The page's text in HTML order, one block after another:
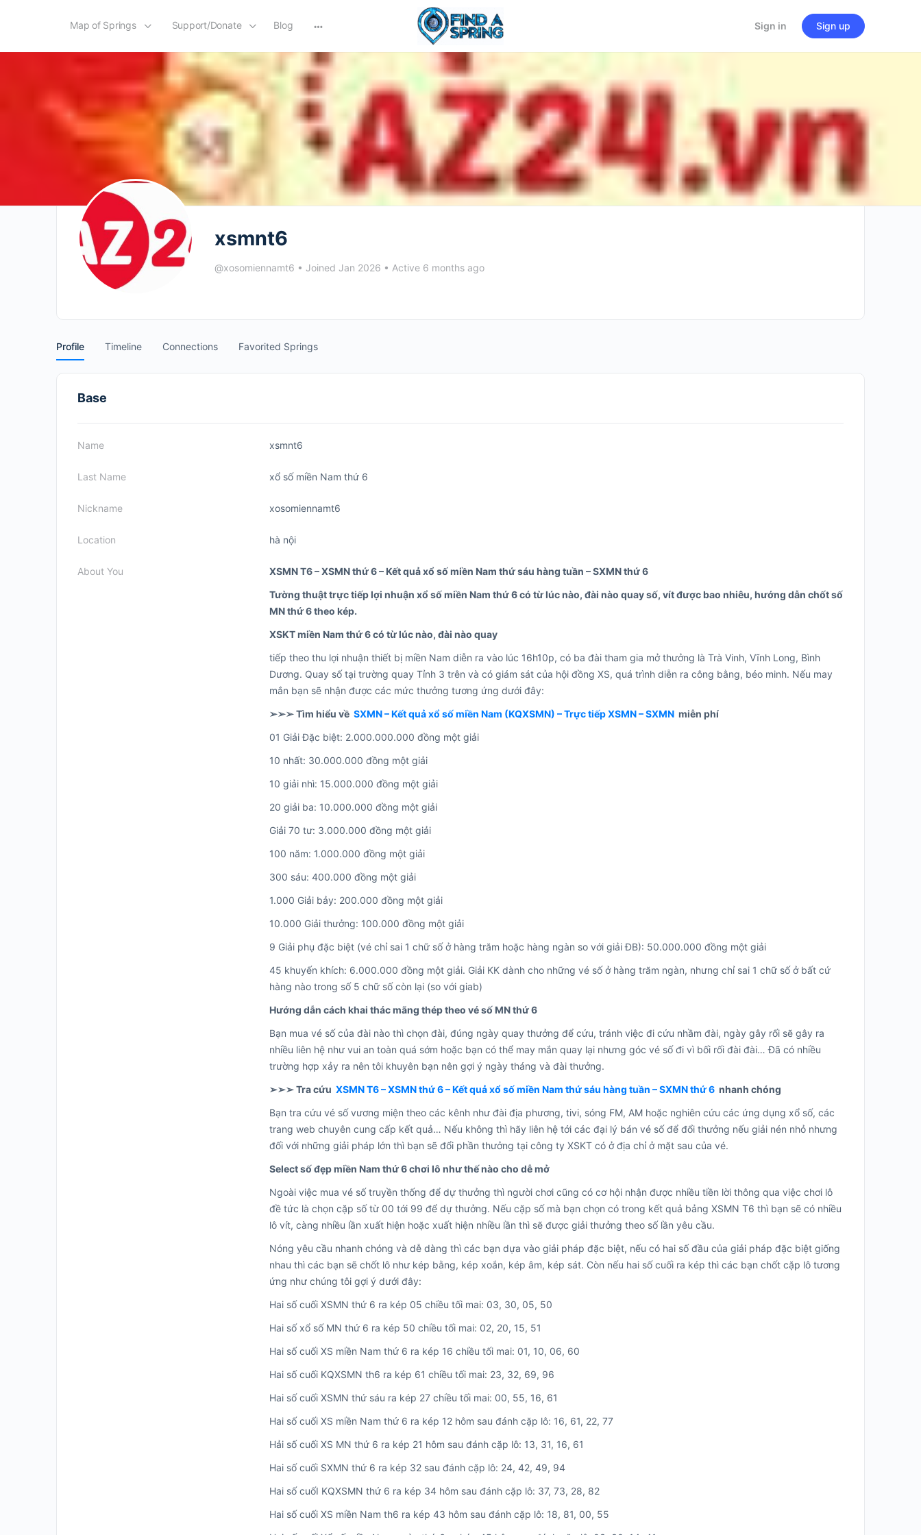
Map of Springs Support/Donate Blog
options
Sign in Sign up
xsmnt6
@xosomiennamt6 • Joined Jan 2026 • Active 6 months ago
Profile Timeline Connections Favorited Springs
Base
Name xsmnt6
Last Name xổ số miền Nam thứ 6
Nickname xosomiennamt6
Location hà nội
About You
XSMN T6 – XSMN thứ 6 – Kết quả xổ số miền Nam thứ sáu hàng tuần – SXMN thứ 6
Tường thuật trực tiếp lợi nhuận xổ số miền Nam thứ 6 có từ lúc nào, đài nào quay số, vít được bao nhiêu, hướng dẫn chốt số
MN thứ 6 theo kép.
XSKT miền Nam thứ 6 có từ lúc nào, đài nào quay
tiếp theo thu lợi nhuận thiết bị miền Nam diễn ra vào lúc 16h10p, có ba đài tham gia mở thưởng là Trà Vinh, Vĩnh Long, Bình
Dương. Quay số tại trường quay Tỉnh 3 trên và có giám sát của hội đồng XS, quá trình diễn ra công bằng, béo minh. Nếu may
mắn bạn sẽ nhận được các mức thưởng tương ứng dưới đây:
➢➢➢ Tìm hiểu về SXMN – Kết quả xổ số miền Nam (KQXSMN) – Trực tiếp XSMN – SXMN miễn phí
01 Giải Đặc biệt: 2.000.000.000 đồng một giải
10 nhất: 30.000.000 đồng một giải
10 giải nhì: 15.000.000 đồng một giải
20 giải ba: 10.000.000 đồng một giải
Giải 70 tư: 3.000.000 đồng một giải
100 năm: 1.000.000 đồng một giải
300 sáu: 400.000 đồng một giải
1.000 Giải bảy: 200.000 đồng một giải
10.000 Giải thưởng: 100.000 đồng một giải
9 Giải phụ đặc biệt (vé chỉ sai 1 chữ số ở hàng trăm hoặc hàng ngàn so với giải ĐB): 50.000.000 đồng một giải
45 khuyến khích: 6.000.000 đồng một giải. Giải KK dành cho những vé số ở hàng trăm ngàn, nhưng chỉ sai 1 chữ số ở bất cứ
hàng nào trong số 5 chữ số còn lại (so với giab)
Hướng dẫn cách khai thác mãng thép theo vé số MN thứ 6
Bạn mua vé số của đài nào thì chọn đài, đúng ngày quay thưởng để cứu, tránh việc đi cứu nhầm đài, ngày gây rối sẽ gây ra
nhiều liên hệ như vui an toàn quá sớm hoặc bạn có thể may mắn quay lại nhưng góc vé số đi vì bối rối đài đài… Đã có nhiều
trường hợp xảy ra nên tôi khuyên bạn nên gợi ý ngày tháng và đài thưởng.
➢➢➢ Tra cứu XSMN T6 – XSMN thứ 6 – Kết quả xổ số miền Nam thứ sáu hàng tuần – SXMN thứ 6 nhanh chóng
Bạn tra cứu vé số vương miện theo các kênh như đài địa phương, tivi, sóng FM, AM hoặc nghiên cứu các ứng dụng xổ số, các
trang web chuyên cung cấp kết quả… Nếu không thì hãy liên hệ tới các đại lý bán vé số để đổi thưởng nếu giải nén nhỏ nhưng
đối với những giải pháp lớn thì bạn sẽ đổi phần thưởng tại công ty XSKT có ở địa chỉ ở mặt sau của vé.
Select số đẹp miền Nam thứ 6 chơi lô như thế nào cho dễ mở
Ngoài việc mua vé số truyền thống để dự thưởng thì người chơi cũng có cơ hội nhận được nhiều tiền lời thông qua việc chơi lô
đề tức là chọn cặp số từ 00 tới 99 để dự thưởng. Nếu cặp số mà bạn chọn có trong kết quả bảng XSMN T6 thì bạn sẽ có nhiều
lô vít, càng nhiều lần xuất hiện hoặc xuất hiện nhiều lần thì sẽ được giải thưởng theo số lần yêu cầu.
Nóng yêu cầu nhanh chóng và dễ dàng thì các bạn dựa vào giải pháp đặc biệt, nếu có hai số đầu của giải pháp đặc biệt giống
nhau thì các bạn sẽ chốt lô như kép bằng, kép xoắn, kép âm, kép sát. Còn nếu hai số cuối ra kép thì các bạn chốt cặp lô tương
ứng như chúng tôi gợi ý dưới đây:
Hai số cuối XSMN thứ 6 ra kép 05 chiều tối mai: 03, 30, 05, 50
Hai số xổ số MN thứ 6 ra kép 50 chiều tối mai: 02, 20, 15, 51
Hai số cuối XS miền Nam thứ 6 ra kép 16 chiều tối mai: 01, 10, 06, 60
Hai số cuối KQXSMN th6 ra kép 61 chiều tối mai: 23, 32, 69, 96
Hai số cuối XSMN thứ sáu ra kép 27 chiều tối mai: 00, 55, 16, 61
Hai số cuối XS miền Nam thứ 6 ra kép 12 hôm sau đánh cặp lô: 16, 61, 22, 77
Hải số cuối XS MN thứ 6 ra kép 21 hôm sau đánh cặp lô: 13, 31, 16, 61
Hai số cuối SXMN thứ 6 ra kép 32 sau đánh cặp lô: 24, 42, 49, 94
Hai số cuốI KQXSMN thứ 6 ra kép 34 hôm sau đánh cặp lô: 37, 73, 28, 82
Hai số cuối XS miền Nam th6 ra kép 43 hôm sau đánh cặp lô: 18, 81, 00, 55